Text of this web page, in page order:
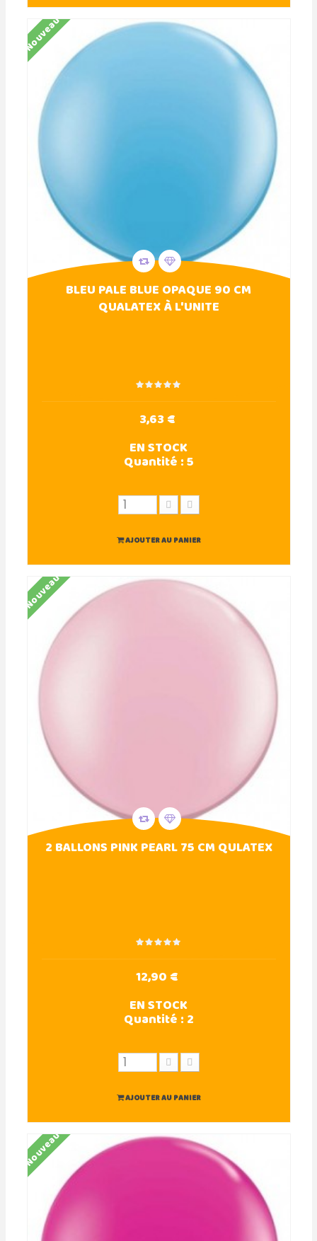
Nouveau
BLEU PALE BLUE OPAQUE 90 CM
QUALATEX À L'UNITE
3,63 €
EN STOCK
Quantité :5
AJOUTER AU PANIER
Nouveau
2 BALLONS PINK PEARL 75 CM QULATEX
12,90 €
EN STOCK
Quantité :2
AJOUTER AU PANIER
Nouveau